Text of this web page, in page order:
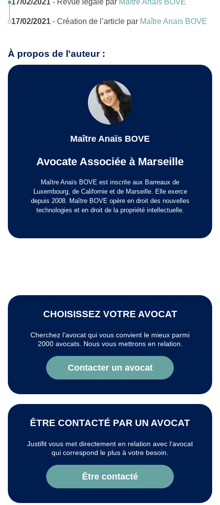
17/02/2021 - Revue légale par Maître Anaïs BOVE
17/02/2021 - Création de l’article par Maître Anaïs BOVE
À propos de l'auteur :
Maître Anaïs BOVE
Avocate Associée à Marseille
Maître Anaïs BOVE est inscrite aux Barreaux de
Luxembourg, de Californie et de Marseille. Elle exerce
depuis 2008. Maître BOVE opère en droit des nouvelles
technologies et en droit de la propriété intellectuelle.
CHOISISSEZ VOTRE AVOCAT
Cherchez l’avocat qui vous convient le mieux parmi
2000 avocats. Nous vous mettrons en relation.
Contacter un avocat
ÊTRE CONTACTÉ PAR UN AVOCAT
Justifit vous met directement en relation avec l’avocat
qui correspond le plus à votre besoin.
Être contacté